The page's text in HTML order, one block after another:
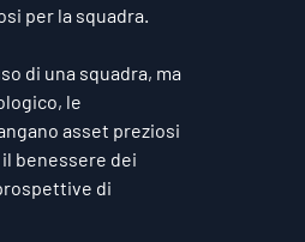
per la squadra.
di una squadra, ma
le
asset preziosi
benessere dei
di